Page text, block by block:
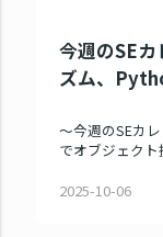
今週のSE
ズム、
～今週のSEカ
でオブジェク
2025-10-06